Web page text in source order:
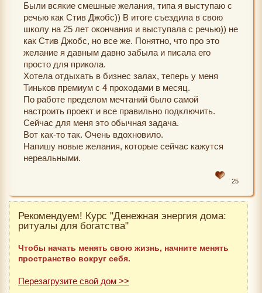
Были всякие смешные желания, типа я выступаю с
речью как Стив Джобс)) В итоге съездила в свою
школу на 25 лет окончания и выступала с речью)) не
как Стив Джобс, но все же. Понятно, что про это
желание я давным давно забыла и писала его
просто для прикола.
Хотела отдыхать в бизнес залах, теперь у меня
Тиньков премиум с 4 проходами в месяц.
По работе пределом мечтаний было самой
настроить проект и все правильно подключить.
Сейчас для меня это обычная задача.
Вот как-то так. Очень вдохновило.
Напишу новые желания, которые сейчас кажутся
нереальными.
25
Рекомендуем! Курс "Денежная энергия дома:
ритуалы для богатства"
Чтобы начать менять свою жизнь, начните менять
пространство вокруг себя.
Перезагрузите свой дом >>